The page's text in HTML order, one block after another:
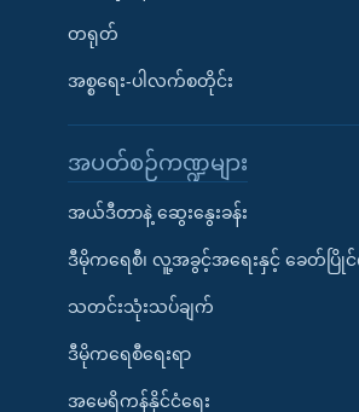
တရုတ်
အစ္စရေး-ပါလက်စတိုင်း
အပတ်စဉ်ကဏ္ဍများ
အယ်ဒီတာနဲ့ ဆွေးနွေးခန်း
ဒီမိုကရေစီ၊ လူ့အခွင့်အရေးနှင့် ခေတ်ပြိုင်
သတင်းသုံးသပ်ချက်
ဒီမိုကရေစီရေးရာ
အမေရိကန်နိုင်ငံရေး